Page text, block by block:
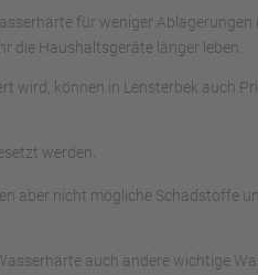
für weniger
die Haushaltsgeräte länger leben.
wird, können in Lensterbek auch
werden.
aber nicht mögliche Schadstoffe
auch andere wichtige